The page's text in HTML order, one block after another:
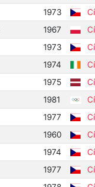
1973
1967
1973
1974
1975
1981
1977
1960
1974
1977